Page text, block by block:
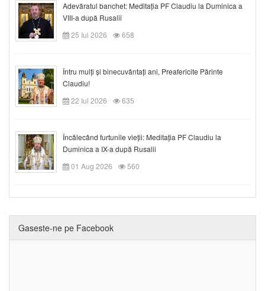
Adevăratul banchet: Meditația PF Claudiu la Duminica a
VIII-a după Rusalii
25 Iul 2026
658
Întru mulți și binecuvântați ani, Preafericite Părinte
Claudiu!
22 Iul 2026
635
Încălecând furtunile vieții: Meditația PF Claudiu la
Duminica a IX-a după Rusalii
01 Aug 2026
560
Gaseste-ne pe Facebook